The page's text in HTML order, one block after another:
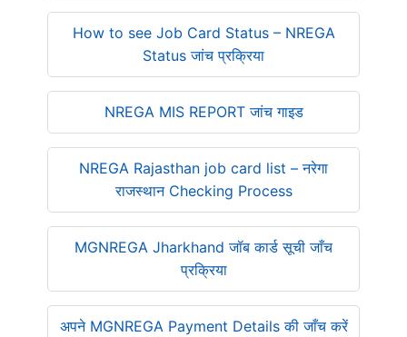
How to see Job Card Status – NREGA
Status जांच प्रक्रिया
NREGA MIS REPORT जांच गाइड
NREGA Rajasthan job card list – नरेगा
राजस्थान Checking Process
MGNREGA Jharkhand जॉब कार्ड सूची जाँच
प्रक्रिया
अपने MGNREGA Payment Details की जाँच करें